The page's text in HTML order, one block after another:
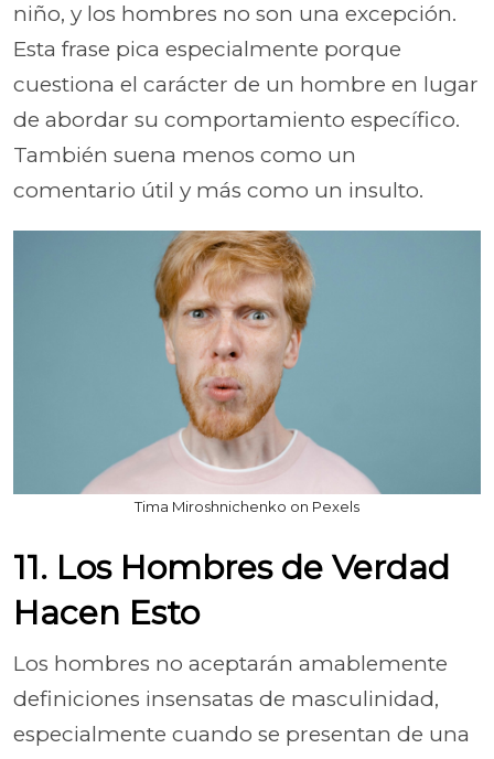
niño, y los hombres no son una excepción.
Esta frase pica especialmente porque
cuestiona el carácter de un hombre en lugar
de abordar su comportamiento específico.
También suena menos como un
comentario útil y más como un insulto.
Tima Miroshnichenko on Pexels
11. Los Hombres de Verdad
Hacen Esto
Los hombres no aceptarán amablemente
definiciones insensatas de masculinidad,
especialmente cuando se presentan de una